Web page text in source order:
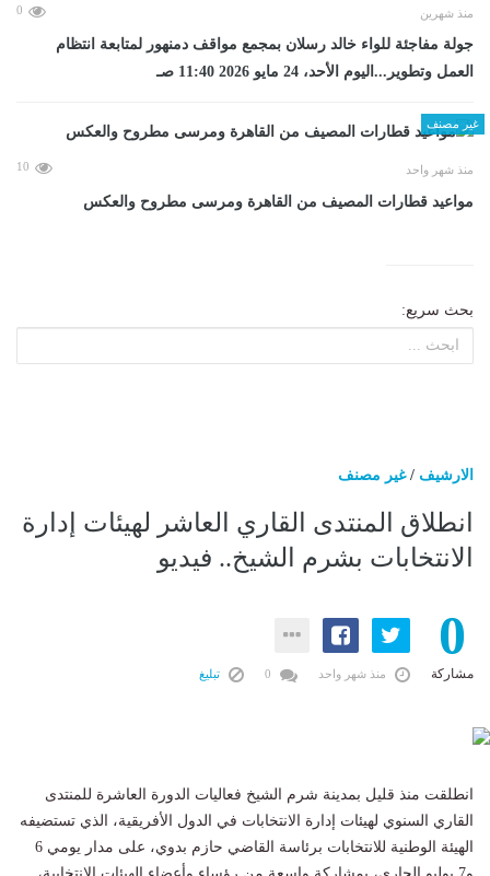
منذ شهرين 0
جولة مفاجئة للواء خالد رسلان بمجمع مواقف دمنهور لمتابعة انتظام
العمل وتطوير...اليوم الأحد، 24 مايو 2026 11:40 صـ
غير مصنف
منذ شهر واحد 10
مواعيد قطارات المصيف من القاهرة ومرسى مطروح والعكس
بحث سريع:
الارشيف /غير مصنف
انطلاق المنتدى القاري العاشر لهيئات إدارة
الانتخابات بشرم الشيخ.. فيديو
0
مشاركة منذ شهر واحد تبليغ
انطلقت منذ قليل بمدينة شرم الشيخ فعاليات الدورة العاشرة للمنتدى
القاري السنوي لهيئات إدارة الانتخابات في الدول الأفريقية، الذي تستضيفه
الهيئة الوطنية للانتخابات برئاسة القاضي حازم بدوي، على مدار يومي 6